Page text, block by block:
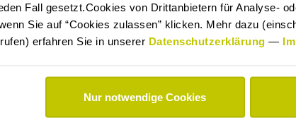
Fall gesetzt.Cookies von Drittanbietern für Analyse-
Sie auf “Cookies zulassen” klicken. Mehr dazu
erfahren Sie in unserer Datenschutzerklärung —
Nur notwendige Cookies
LAUFENDEN